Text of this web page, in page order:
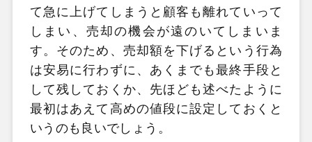
て急に上げてしまうと顧客も離れていって
しまい、売却の機会が遠のいてしまいま
す。そのため、売却額を下げるという行為
は安易に行わずに、あくまでも最終手段と
して残しておくか、先ほども述べたように
最初はあえて高めの値段に設定しておくと
いうのも良いでしょう。